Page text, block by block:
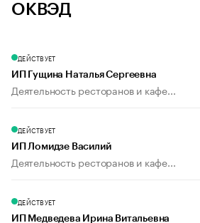
ОКВЭД
ДЕЙСТВУЕТ
ИП Гущина Наталья Сергеевна
Деятельность ресторанов и кафе...
ДЕЙСТВУЕТ
ИП Ломидзе Василий
Деятельность ресторанов и кафе...
ДЕЙСТВУЕТ
ИП Медведева Ирина Витальевна